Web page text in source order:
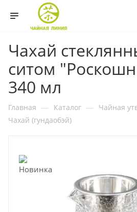
Чахай
ситом
340 мл
Главная — Каталог — Чайная
Чахай (гундаобэй)